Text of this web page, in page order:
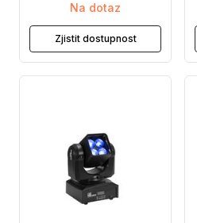
Na dotaz
Zjistit dostupnost